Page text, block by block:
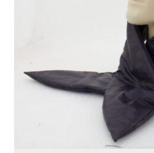
Правила и условия
Товары